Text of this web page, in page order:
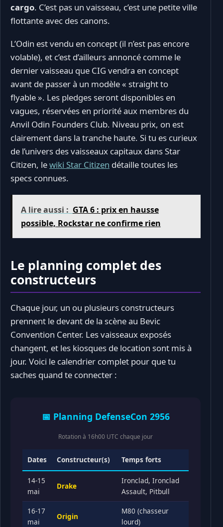
cargo. C’est pas un vaisseau, c’est une petite ville
flottante avec des canons.
L’Odin est vendu en concept (il n’est pas encore
volable), et c’est d’ailleurs annoncé comme le
dernier vaisseau que CIG vendra en concept
avant de passer à un modèle « straight to
flyable ». Les pledges seront disponibles en
vagues, réservées en priorité aux membres du
Anvil Odin Founders Club. Niveau prix, on est
clairement dans la tranche haute. Si tu es curieux
de l’univers des vaisseaux capitaux dans Star
Citizen, lewiki Star Citizen détaille toutes les
specs connues.
A lire aussi : GTA 6 : prix en hausse
possible, Rockstar ne confirme rien
Le planning complet des
constructeurs
Chaque jour, un ou plusieurs constructeurs
prennent le devant de la scène au Bevic
Convention Center. Les vaisseaux exposés
changent, et les kiosques de location sont mis à
jour. Voici le calendrier complet pour que tu
saches quand te connecter :
📅 Planning DefenseCon 2956
Rotation à 16h00 UTC chaque jour
Dates Constructeur(s) Temps forts
14-15
mai
Drake
Ironclad, Ironclad
Assault, Pitbull
16-17
mai
Origin
M80 (chasseur
lourd)